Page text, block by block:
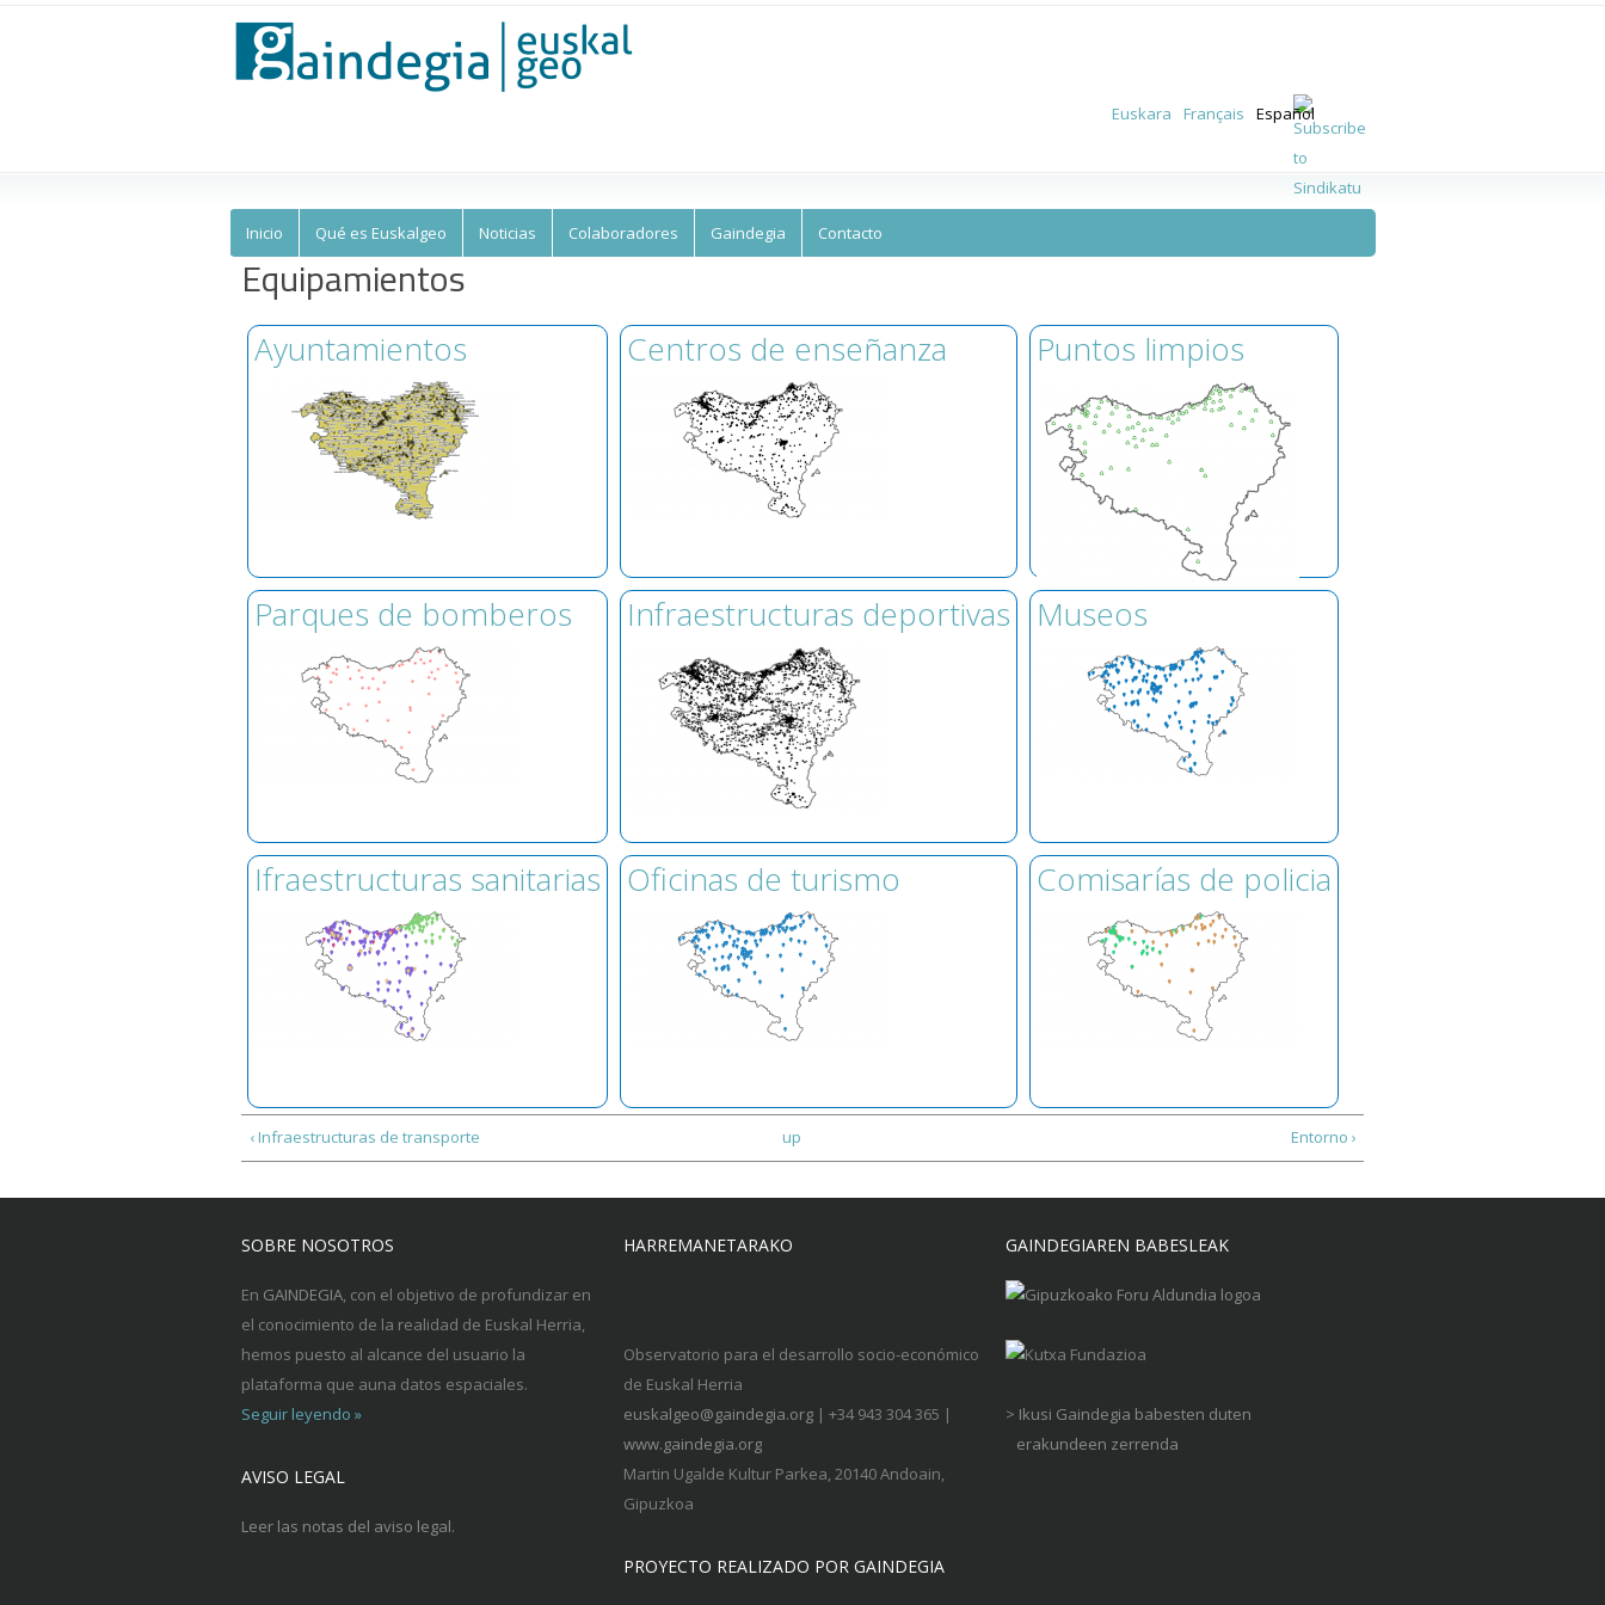
Euskalgeo
Euskara Français Español
Inicio Qué es Euskalgeo Noticias Colaboradores Gaindegia Contacto
Equipamientos
Ayuntamientos Centros de enseñanza Puntos limpios
Parques de bomberos Infraestructuras deportivas Museos
Ifraestructuras sanitarias Oficinas de turismo Comisarías de policia
‹ Infraestructuras de transporte up Entorno ›
SOBRE NOSOTROS
En GAINDEGIA , con el objetivo de profundizar en
el conocimiento de la realidad de Euskal Herria,
hemos puesto al alcance del usuario la
plataforma que auna datos espaciales.
Seguir leyendo »
AVISO LEGAL
Leer las notas del aviso legal.
HARREMANETARAKO
Observatorio para el desarrollo socio-económico
de Euskal Herria
euskalgeo@gaindegia.org | +34 943 304 365 |
www.gaindegia.org
Martin Ugalde Kultur Parkea, 20140 Andoain,
Gipuzkoa
PROYECTO REALIZADO POR GAINDEGIA
GAINDEGIAREN BABESLEAK
> Ikusi Gaindegia babesten duten
erakundeen zerrenda